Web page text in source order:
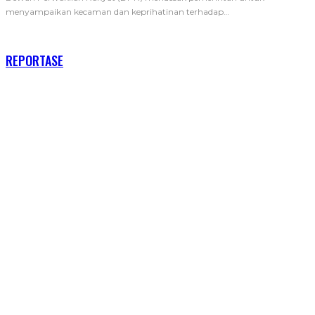
menyampaikan kecaman dan keprihatinan terhadap…
REPORTASE